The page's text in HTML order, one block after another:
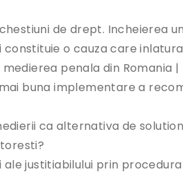
de drept. Incheierea
constituie o cauza care
penala din Romania |
buna implementare a
ca alternativa de
ale justitiabilului prin